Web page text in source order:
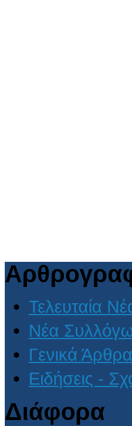
Τελευταία
Νέα
Γενικά Άρθρα
Ειδήσεις -
Διάφορα